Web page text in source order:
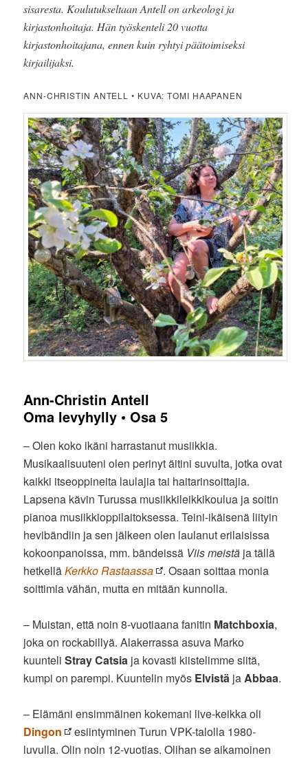
sisaresta. Koulutukseltaan Antell on arkeologi ja
kirjastonhoitaja. Hän työskenteli 20 vuotta
kirjastonhoitajana, ennen kuin ryhtyi päätoimiseksi
kirjailijaksi.
ANN-CHRISTIN ANTELL • KUVA: TOMI HAAPANEN
Ann-Christin Antell
Oma levyhylly • Osa 5
– Olen koko ikäni harrastanut musiikkia.
Musikaalisuuteni olen perinyt äitini suvulta, jotka ovat
kaikki itseoppineita laulajia tai haitarinsoittajia.
Lapsena kävin Turussa musiikkileikkikoulua ja soitin
pianoa musiikkioppilaitoksessa. Teini-ikäisenä liityin
hevibändiin ja sen jälkeen olen laulanut erilaisissa
kokoonpanoissa, mm. bändeissä Viis meistä ja tällä
hetkelläKerkko Rastaassa
. Osaan soittaa monia
soittimia vähän, mutta en mitään kunnolla.
– Muistan, että noin 8-vuotiaana fanitin Matchboxia,
joka on rockabillyä. Alakerrassa asuva Marko
kuunteliStray Catsia ja kovasti kiistelimme siitä,
kumpi on parempi. Kuuntelin myös Elvistä ja Abbaa.
– Elämäni ensimmäinen kokemani live-keikka oli
Dingon
esiintyminen Turun VPK-talolla 1980-
luvulla. Olin noin 12-vuotias. Olihan se aikamoinen